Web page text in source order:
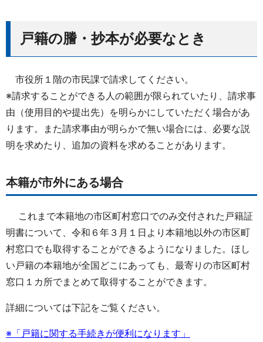
戸籍の謄・抄本が必要なとき
市役所１階の市民課で請求してください。
※請求することができる人の範囲が限られていたり、請求事
由（使用目的や提出先）を明らかにしていただく場合があ
ります。また請求事由が明らかで無い場合には、必要な説
明を求めたり、追加の資料を求めることがあります。
本籍が市外にある場合
これまで本籍地の市区町村窓口でのみ交付された戸籍証
明書について、令和６年３月１日より本籍地以外の市区町
村窓口でも取得することができるようになりました。ほし
い戸籍の本籍地が全国どこにあっても、最寄りの市区町村
窓口１カ所でまとめて取得することができます。
詳細については下記をご覧ください。
※「戸籍に関する手続きが便利になります」